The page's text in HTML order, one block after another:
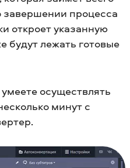
завершении процесса
откроет указанную
будут лежать готовые
осуществлять
минут с